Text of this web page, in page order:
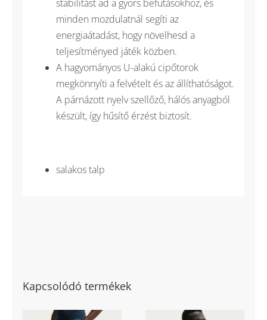
stabilitást ad a gyors befutásokhoz, és
minden mozdulatnál segíti az
energiaátadást, hogy növelhesd a
teljesítményed játék közben.
A hagyományos U-alakú cipőtorok
megkönnyíti a felvételt és az állíthatóságot.
A párnázott nyelv szellőző, hálós anyagból
készült, így hűsítő érzést biztosít.
salakos talp
Kapcsolódó termékek